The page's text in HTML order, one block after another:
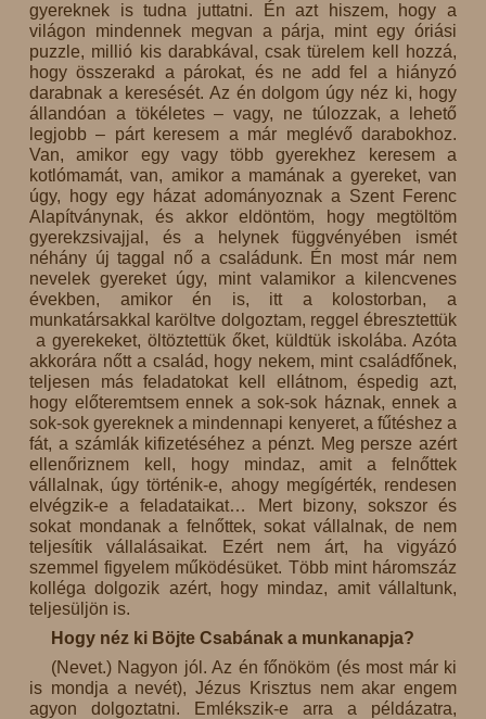
gyereknek is tudna juttatni. Én azt hiszem, hogy a
világon mindennek megvan a párja, mint egy óriási
puzzle, millió kis darabkával, csak türelem kell hozzá,
hogy összerakd a párokat, és ne add fel a hiányzó
darabnak a keresését. Az én dolgom úgy néz ki, hogy
állandóan a tökéletes – vagy, ne túlozzak, a lehető
legjobb – párt keresem a már meglévő darabokhoz.
Van, amikor egy vagy több gyerekhez keresem a
kotlómamát, van, amikor a mamának a gyereket, van
úgy, hogy egy házat adományoznak a Szent Ferenc
Alapítványnak, és akkor eldöntöm, hogy megtöltöm
gyerekzsivajjal, és a helynek függvényében ismét
néhány új taggal nő a családunk. Én most már nem
nevelek gyereket úgy, mint valamikor a kilencvenes
években, amikor én is, itt a kolostorban, a
munkatársakkal karöltve dolgoztam, reggel ébresztettük
a gyerekeket, öltöztettük őket, küldtük iskolába. Azóta
akkorára nőtt a család, hogy nekem, mint családfőnek,
teljesen más feladatokat kell ellátnom, éspedig azt,
hogy előteremtsem ennek a sok-sok háznak, ennek a
sok-sok gyereknek a mindennapi kenyeret, a fűtéshez a
fát, a számlák kifizetéséhez a pénzt. Meg persze azért
ellenőriznem kell, hogy mindaz, amit a felnőttek
vállalnak, úgy történik-e, ahogy megígérték, rendesen
elvégzik-e a feladataikat… Mert bizony, sokszor és
sokat mondanak a felnőttek, sokat vállalnak, de nem
teljesítik vállalásaikat. Ezért nem árt, ha vigyázó
szemmel figyelem működésüket. Több mint háromszáz
kolléga dolgozik azért, hogy mindaz, amit vállaltunk,
teljesüljön is.
Hogy néz ki Böjte Csabának a munkanapja?
(Nevet.) Nagyon jól. Az én főnököm (és most már ki
is mondja a nevét), Jézus Krisztus nem akar engem
agyon dolgoztatni. Emlékszik-e arra a példázatra,